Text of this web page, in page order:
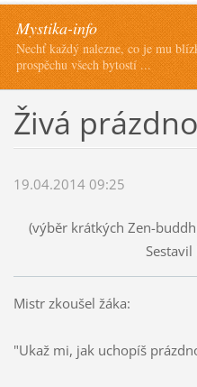
Mystika-info
Nechť každý nalezne, co je mu
prospěchu všech bytostí ...
Živá
19.04.2014 09:25
(výběr krátkých Zen-
Mistr zkoušel žáka:
"Ukaž mi, jak uchopíš